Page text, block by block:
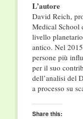
L’autore
David Reich,
Medical School
livello
antico. Nel
persone più
per il suo
dell’analisi del
a processo su
Share this: